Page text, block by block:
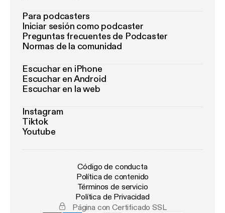
Para podcasters
Iniciar sesión como podcaster
Preguntas frecuentes de Podcaster
Normas de la comunidad
Escuchar en iPhone
Escuchar en Android
Escuchar en la web
Instagram
Tiktok
Youtube
Código de conducta
Política de contenido
Términos de servicio
Política de Privacidad
Página con Certificado SSL